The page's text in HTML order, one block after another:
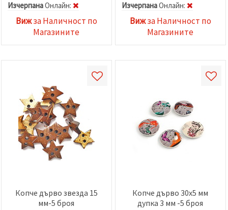
ИзчерпанаOнлайн:
Вижза Наличност по
Магазините
ИзчерпанаOнлайн:
Вижза Наличност по
Магазините
Копче дърво звезда 15
мм-5 броя
Копче дърво 30x5 мм
дупка 3 мм -5 броя